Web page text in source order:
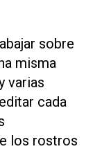
sobre
misma
varias
cada
los rostros